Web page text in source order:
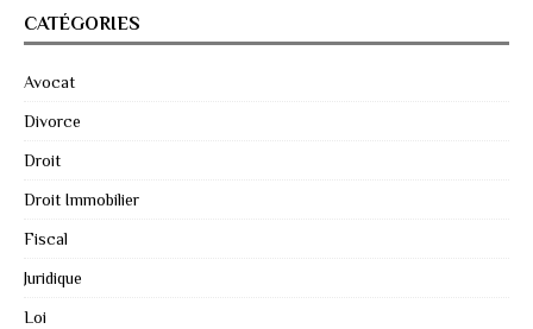
CATÉGORIES
Avocat
Divorce
Droit
Droit Immobilier
Fiscal
Juridique
Loi